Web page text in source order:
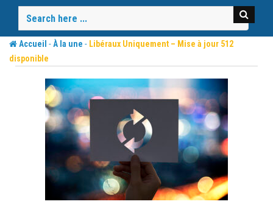
content
Accueil -À la une - Libéraux Uniquement – Mise à jour 512
disponible